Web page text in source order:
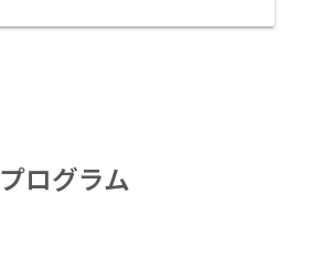
プログラム